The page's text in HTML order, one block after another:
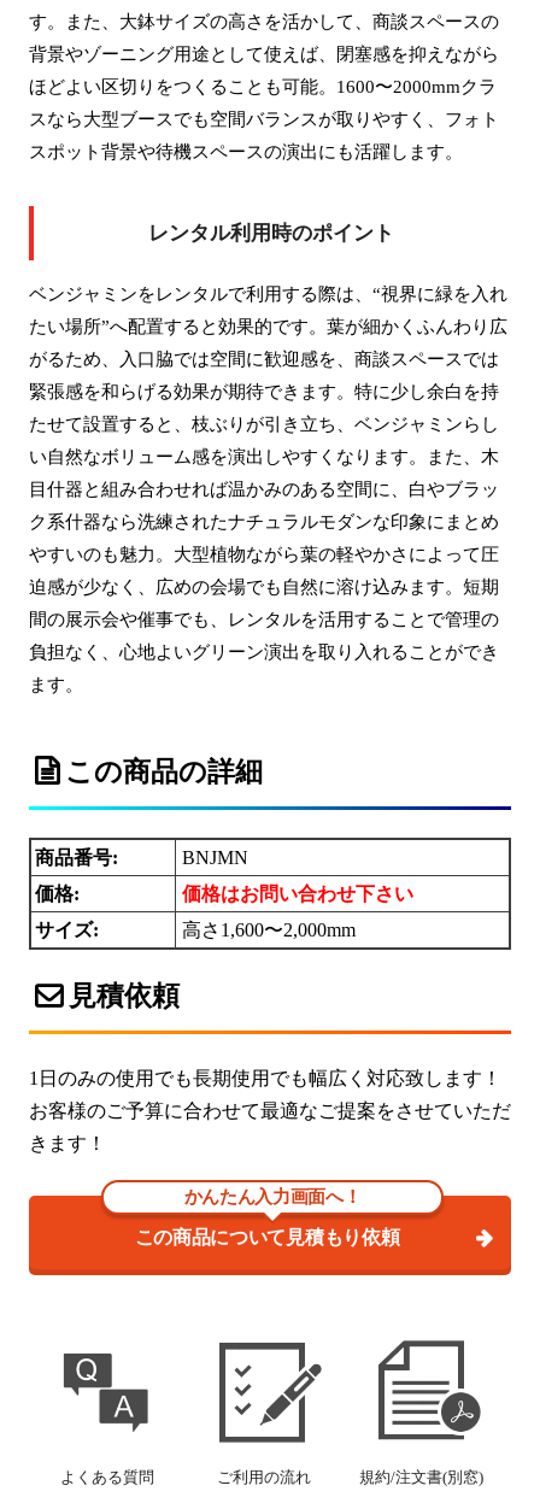
す。また、大鉢サイズの高さを活かして、商談スペースの
背景やゾーニング用途として使えば、閉塞感を抑えながら
ほどよい区切りをつくることも可能。1600〜2000mmクラ
スなら大型ブースでも空間バランスが取りやすく、フォト
スポット背景や待機スペースの演出にも活躍します。
レンタル利用時のポイント
ベンジャミンをレンタルで利用する際は、“視界に緑を入れ
たい場所”へ配置すると効果的です。葉が細かくふんわり広
がるため、入口脇では空間に歓迎感を、商談スペースでは
緊張感を和らげる効果が期待できます。特に少し余白を持
たせて設置すると、枝ぶりが引き立ち、ベンジャミンらし
い自然なボリューム感を演出しやすくなります。また、木
目什器と組み合わせれば温かみのある空間に、白やブラッ
ク系什器なら洗練されたナチュラルモダンな印象にまとめ
やすいのも魅力。大型植物ながら葉の軽やかさによって圧
迫感が少なく、広めの会場でも自然に溶け込みます。短期
間の展示会や催事でも、レンタルを活用することで管理の
負担なく、心地よいグリーン演出を取り入れることができ
ます。
この商品の詳細
商品番号:
BNJMN
価格:
価格はお問い合わせ下さい
サイズ:
高さ1,600〜2,000mm
見積依頼
1日のみの使用でも長期使用でも幅広く対応致します！
お客様のご予算に合わせて最適なご提案をさせていただ
きます！
かんたん入力画面へ！
この商品について見積もり依頼
よくある質問 ご利用の流れ 規約/注文書(別窓)